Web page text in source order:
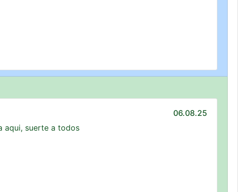
06.08.25
aqui, suerte a todos